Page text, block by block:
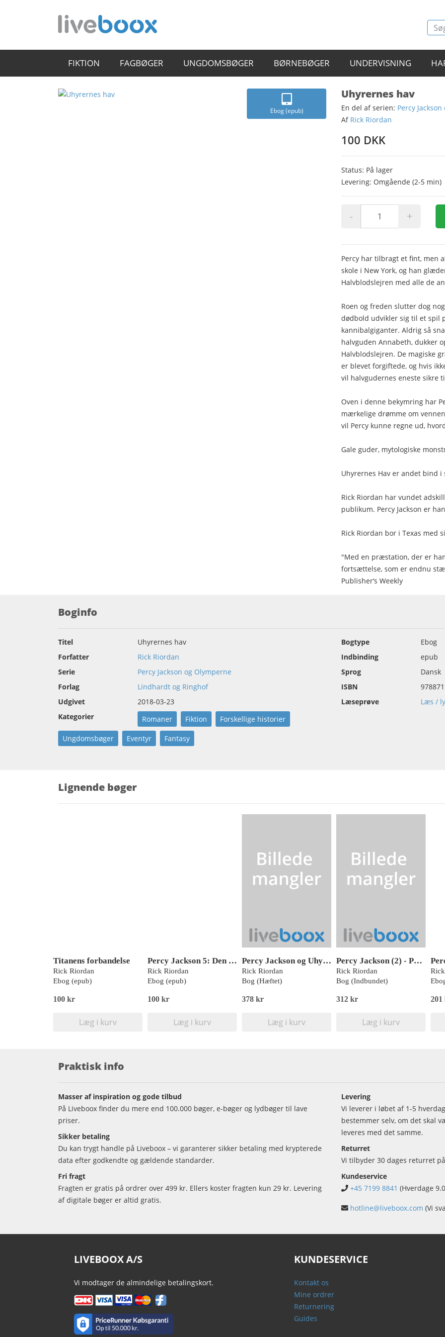
FIKTION FAGBØGER UNGDOMSBØGER BØRNEBØGER UNDERVISNING
Ebog (epub)
Uhyrernes hav
En del af serien: Percy
Af Rick Riordan
100 DKK
Status: På lager
Levering: Omgående (2-5 min)
- +
Percy har tilbragt et fint, men
skole i New York, og han
Halvblodslejren med alle de
Roen og freden slutter dog
dødbold udvikler sig til et spil
kannibalgiganter. Aldrig så
halvguden Annabeth, dukker
Halvblodslejren. De magiske
er blevet forgiftede, og hvis
vil halvgudernes eneste sikre
Oven i denne bekymring har
mærkelige drømme om
vil Percy kunne regne ud,
Gale guder, mytologiske
Uhyrernes Hav er andet bind i
Rick Riordan har vundet
publikum. Percy Jackson er
Rick Riordan bor i Texas med
"Med en præstation, der er
fortsættelse, som er endnu
Publisher‘s Weekly
Boginfo
Titel
Uhyrernes hav
Forfatter
Rick Riordan
Serie
Percy Jackson og Olymperne
Forlag
Lindhardt og Ringhof
Udgivet
2018-03-23
Kategorier
Romaner Fiktion Forskellige historier
Ungdomsbøger Eventyr Fantasy
Bogtype
Ebog
Indbinding
epub
Sprog
Dansk
ISBN
Læseprøve
Læs /
Lignende bøger
Titanens forbandelse
Rick Riordan
Ebog (epub)
100 kr
Læg i kurv
Percy Jackson 5: Den sidste olymper
Rick Riordan
Ebog (epub)
100 kr
Læg i kurv
Percy Jackson og Uhyrernes Hav (2) - graphic novel
Rick Riordan
Bog (Hæftet)
378 kr
Læg i kurv
Percy Jackson (2) - Percy Jackson og uhyrernes hav
Rick Riordan
Bog (Indbundet)
312 kr
Læg i kurv
Praktisk info
Masser af inspiration og gode tilbud
På Liveboox finder du mere end 100.000 bøger, e-bøger og lydbøger til lave
priser.
Sikker betaling
Du kan trygt handle på Liveboox – vi garanterer sikker betaling med krypterede
data efter godkendte og gældende standarder.
Fri fragt
Fragten er gratis på ordrer over 499 kr. Ellers koster fragten kun 29 kr. Levering
af digitale bøger er altid gratis.
Levering
Vi leverer i løbet af 1-5
bestemmer selv, om det skal
leveres med det samme.
Returret
Vi tilbyder 30 dages returret
Kundeservice
+45 7199 8841 (Hverdage
hotline@liveboox.com (Vi
LIVEBOOX A/S
Vi modtager de almindelige betalingskort.
KUNDESERVICE
Kontakt os
Mine ordrer
Returnering
Guides